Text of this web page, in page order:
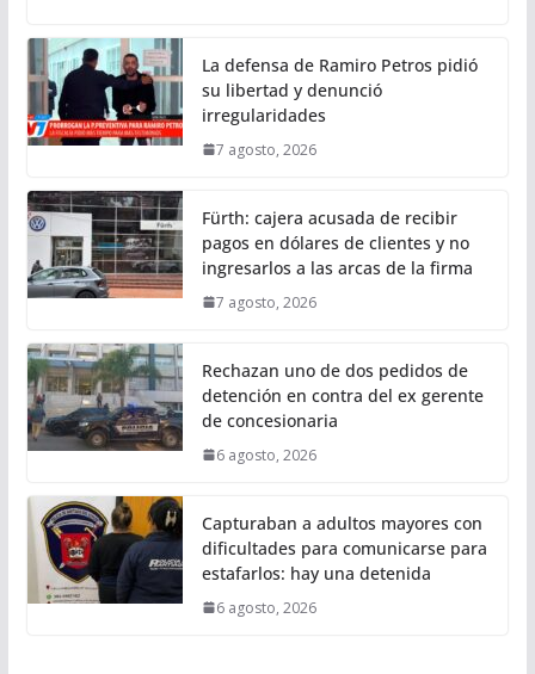
La defensa de Ramiro Petros pidió
su libertad y denunció
irregularidades
7 agosto, 2026
Fürth: cajera acusada de recibir
pagos en dólares de clientes y no
ingresarlos a las arcas de la firma
7 agosto, 2026
Rechazan uno de dos pedidos de
detención en contra del ex gerente
de concesionaria
6 agosto, 2026
Capturaban a adultos mayores con
dificultades para comunicarse para
estafarlos: hay una detenida
6 agosto, 2026